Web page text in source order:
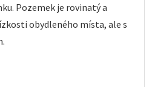
Pozemek je rovinatý a
obydleného místa, ale s